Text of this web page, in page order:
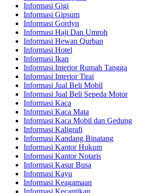
Informasi Gigi
Informasi Gipsum
Informasi Gordyn
Informasi Haji Dan Umroh
Informasi Hewan Qurban
Informasi Hotel
Informasi Ikan
Informasi Interior Rumah Tangga
Informasi Interior Tirai
Informasi Jual Beli Mobil
Informasi Jual Beli Sepeda Motor
Informasi Kaca
Informasi Kaca Mata
Informasi Kaca Mobil dan Gedung
Informasi Kaligrafi
Informasi Kandang Binatang
Informasi Kantor Hukum
Informasi Kantor Notaris
Informasi Kasur Busa
Informasi Kayu
Informasi Keagamaan